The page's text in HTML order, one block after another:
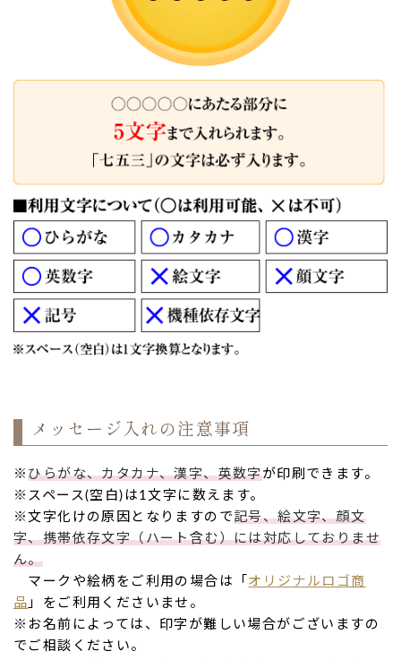
メッセージ入れの注意事項
※ひらがな、カタカナ、漢字、英数字が印刷できます。
※スペース(空白)は1文字に数えます。
※文字化けの原因となりますので記号、絵文字、顔文
字、携帯依存文字（ハート含む）には対応しておりませ
ん。
マークや絵柄をご利用の場合は「 オリジナルロゴ商
品 」をご利用くださいませ。
※お名前によっては、印字が難しい場合がございますの
でご相談ください。